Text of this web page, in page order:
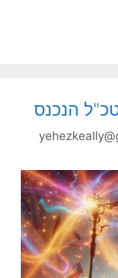
הנכנס